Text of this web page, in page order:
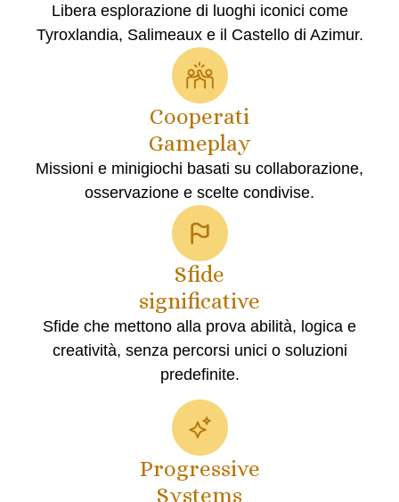
Libera esplorazione di luoghi iconici come
Tyroxlandia, Salimeaux e il Castello di Azimur.
Cooperati
Gameplay
Missioni e minigiochi basati su collaborazione,
osservazione e scelte condivise.
Sfide
significative
Sfide che mettono alla prova abilità, logica e
creatività, senza percorsi unici o soluzioni
predefinite.
Progressive
Systems